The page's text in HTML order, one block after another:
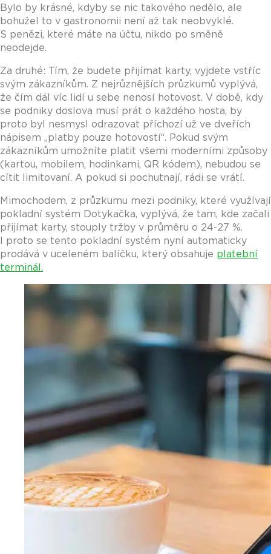
Bylo by krásné, kdyby se nic takového nedělo, ale
bohužel to v gastronomii není až tak neobvyklé.
S penězi, které máte na účtu, nikdo po směně
neodejde.
Za druhé: Tím, že budete přijímat karty, vyjdete vstříc
svým zákazníkům. Z nejrůznějších průzkumů vyplývá,
že čím dál víc lidí u sebe nenosí hotovost. V době, kdy
se podniky doslova musí prát o každého hosta, by
proto byl nesmysl odrazovat příchozí už ve dveřích
nápisem „platby pouze hotovostí“. Pokud svým
zákazníkům umožníte platit všemi moderními způsoby
(kartou, mobilem, hodinkami, QR kódem), nebudou se
cítit limitovaní. A pokud si pochutnají, rádi se vrátí.
Mimochodem, z průzkumu mezi podniky, které využívají
pokladní systém Dotykačka, vyplývá, že tam, kde začali
přijímat karty, stouply tržby v průměru o 24-27 %.
I proto se tento pokladní systém nyní automaticky
prodává v uceleném balíčku, který obsahuje platební
terminál.